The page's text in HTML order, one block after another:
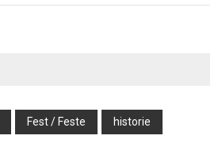
Fest / Feste historie